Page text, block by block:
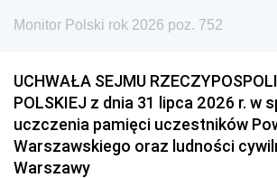
Monitor Polski rok 2026 poz. 752
UCHWAŁA SEJMU
POLSKIEJ z dnia 31 lipca 2026 r. w
uczczenia pamięci uczestników
Warszawskiego oraz ludności
Warszawy